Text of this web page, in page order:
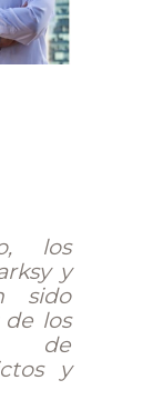
los
y
sido
los
de
y